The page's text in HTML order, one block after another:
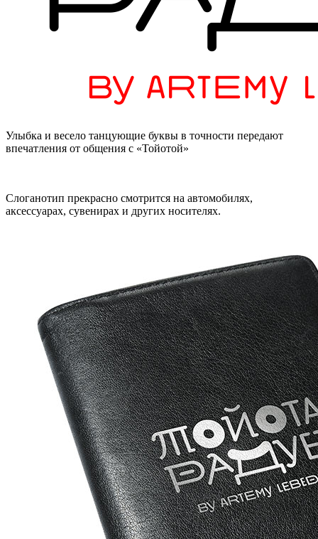
Улыбка и весело танцующие буквы в точности передают
впечатления от общения с «Тойотой»
Слоганотип прекрасно смотрится на автомобилях,
аксессуарах, сувенирах и других носителях.